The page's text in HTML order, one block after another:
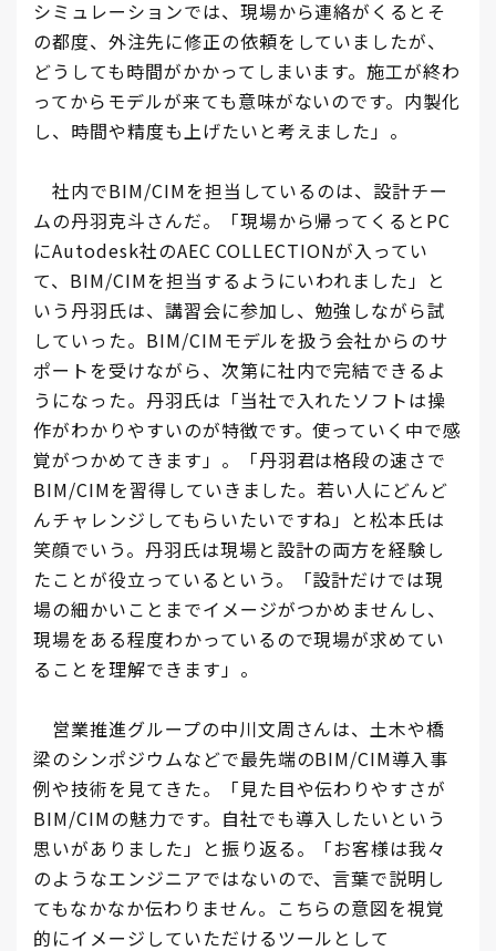
シミュレーションでは、現場から連絡がくるとそ
の都度、外注先に修正の依頼をしていましたが、
どうしても時間がかかってしまいます。施工が終わ
ってからモデルが来ても意味がないのです。内製化
し、時間や精度も上げたいと考えました」。
社内でBIM/CIMを担当しているのは、設計チー
ムの丹羽克斗さんだ。「現場から帰ってくるとPC
にAutodesk社のAEC COLLECTIONが入ってい
て、BIM/CIMを担当するようにいわれました」と
いう丹羽氏は、講習会に参加し、勉強しながら試
していった。BIM/CIMモデルを扱う会社からのサ
ポートを受けながら、次第に社内で完結できるよ
うになった。丹羽氏は「当社で入れたソフトは操
作がわかりやすいのが特徴です。使っていく中で感
覚がつかめてきます」。「丹羽君は格段の速さで
BIM/CIMを習得していきました。若い人にどんど
んチャレンジしてもらいたいですね」と松本氏は
笑顔でいう。丹羽氏は現場と設計の両方を経験し
たことが役立っているという。「設計だけでは現
場の細かいことまでイメージがつかめませんし、
現場をある程度わかっているので現場が求めてい
ることを理解できます」。
営業推進グループの中川文周さんは、土木や橋
梁のシンポジウムなどで最先端のBIM/CIM導入事
例や技術を見てきた。「見た目や伝わりやすさが
BIM/CIMの魅力です。自社でも導入したいという
思いがありました」と振り返る。「お客様は我々
のようなエンジニアではないので、言葉で説明し
てもなかなか伝わりません。こちらの意図を視覚
的にイメージしていただけるツールとして